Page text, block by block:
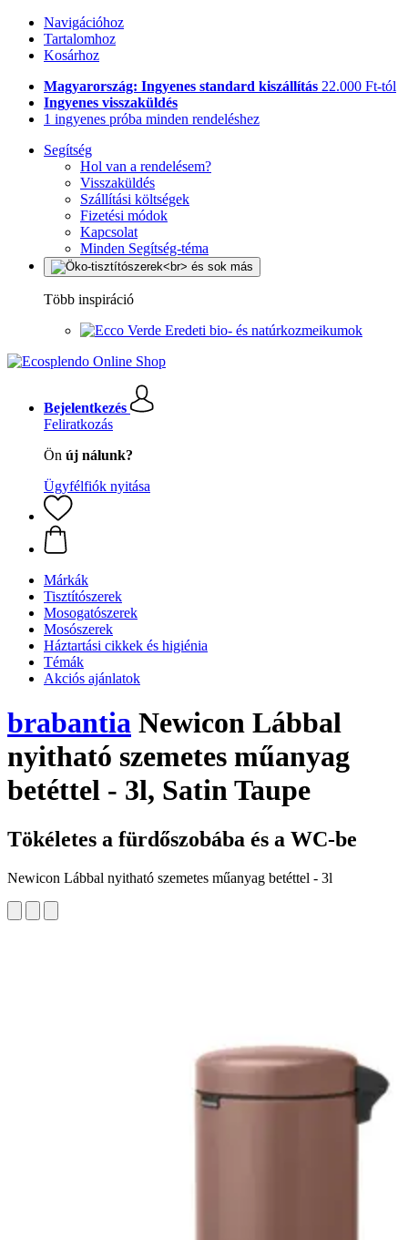
Navigációhoz
Tartalomhoz
Kosárhoz
Magyarország: Ingyenes standard kiszállítás 22.000 Ft-tól
Ingyenes visszaküldés
1 ingyenes próba minden rendeléshez
Segítség
Hol van a rendelésem?
Visszaküldés
Szállítási költségek
Fizetési módok
Kapcsolat
Minden Segítség-téma
Több inspiráció
Eredeti bio- és natúrkozmeikumok
Bejelentkezés
Feliratkozás
Ön új nálunk?
Ügyfélfiók nyitása
Márkák
Tisztítószerek
Mosogatószerek
Mosószerek
Háztartási cikkek és higiénia
Témák
Akciós ajánlatok
brabantia Newicon Lábbal
nyitható szemetes műanyag
betéttel - 3l, Satin Taupe
Tökéletes a fürdőszobába és a WC-be
Newicon Lábbal nyitható szemetes műanyag betéttel - 3l